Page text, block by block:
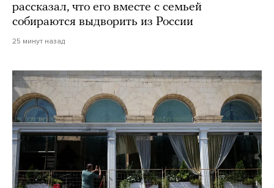
рассказал, что его вместе с семьей
собираются выдворить из России
25 минут назад